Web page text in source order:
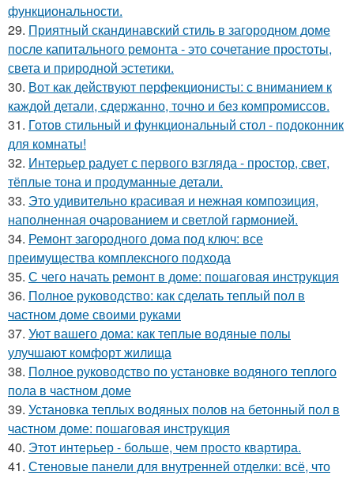
функциональности.
29. Приятный скандинавский стиль в загородном доме
после капитального ремонта - это сочетание простоты,
света и природной эстетики.
30. Вот как действуют перфекционисты: с вниманием к
каждой детали, сдержанно, точно и без компромиссов.
31. Готов стильный и функциональный стол - подоконник
для комнаты!
32. Интерьер радует с первого взгляда - простор, свет,
тёплые тона и продуманные детали.
33. Это удивительно красивая и нежная композиция,
наполненная очарованием и светлой гармонией.
34. Ремонт загородного дома под ключ: все
преимущества комплексного подхода
35. С чего начать ремонт в доме: пошаговая инструкция
36. Полное руководство: как сделать теплый пол в
частном доме своими руками
37. Уют вашего дома: как теплые водяные полы
улучшают комфорт жилища
38. Полное руководство по установке водяного теплого
пола в частном доме
39. Установка теплых водяных полов на бетонный пол в
частном доме: пошаговая инструкция
40. Этот интерьер - больше, чем просто квартира.
41. Стеновые панели для внутренней отделки: всё, что